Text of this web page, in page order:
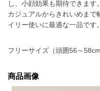
し、小顔効果も期待できます。
カジュアルからきれいめま
イリー使いに最適な一品です。
フリーサイズ（頭囲56～58cm
商品画像